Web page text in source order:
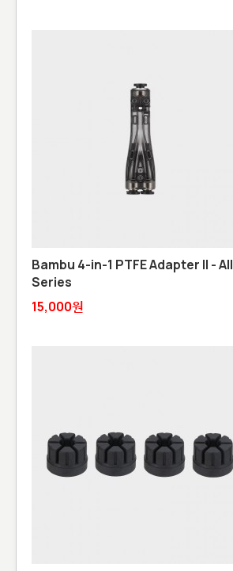
Bambu 4-in-1 PTFE Adapter II - All
Series
15,000원